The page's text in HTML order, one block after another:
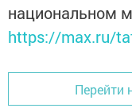
национальном
https://max.ru/
Перейти